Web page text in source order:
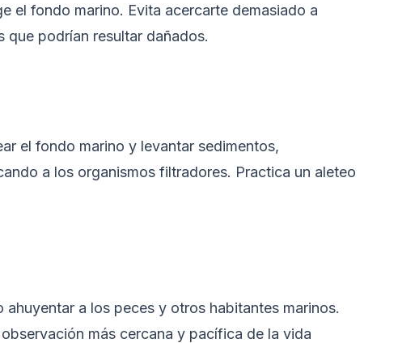
el fondo marino. Evita acercarte demasiado a
que podrían resultar dañados.
el fondo marino y levantar sedimentos,
a los organismos filtradores. Practica un aleteo
ahuyentar a los peces y otros habitantes marinos.
más cercana y pacífica de la vida